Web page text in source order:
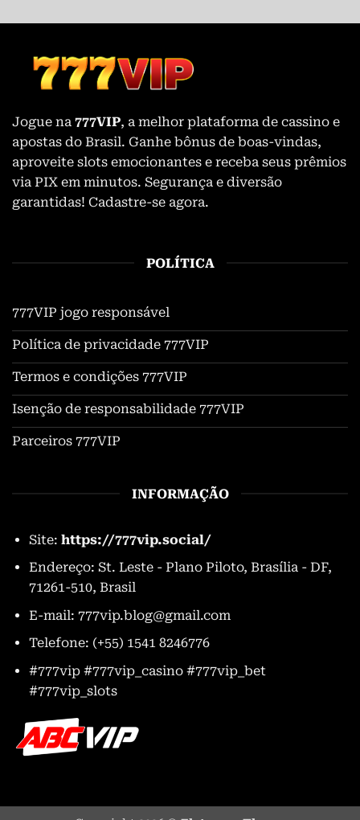
Jogue na 777VIP, a melhor plataforma de cassino e
apostas do Brasil. Ganhe bônus de boas-vindas,
aproveite slots emocionantes e receba seus prêmios
via PIX em minutos. Segurança e diversão
garantidas! Cadastre-se agora.
POLÍTICA
777VIP jogo responsável
Política de privacidade 777VIP
Termos e condições 777VIP
Isenção de responsabilidade 777VIP
Parceiros 777VIP
INFORMAÇÃO
Site: https://777vip.social/
Endereço: St. Leste - Plano Piloto, Brasília - DF,
71261-510, Brasil
E-mail: 777vip.blog@gmail.com
Telefone: (+55) 1541 8246776
#777vip #777vip_casino #777vip_bet
#777vip_slots